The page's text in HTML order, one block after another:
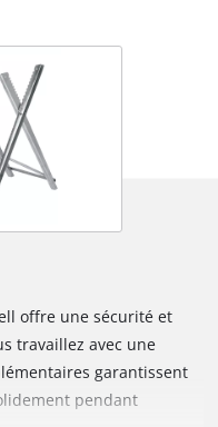
offre une sécurité et
travaillez avec une
garantissent
pendant